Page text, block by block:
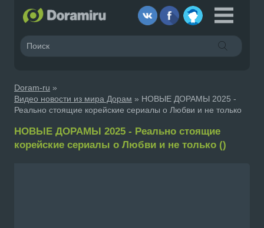
Doram-ru »
Видео новости из мира Дорам » НОВЫЕ ДОРАМЫ 2025 -
Реально стоящие корейские сериалы о Любви и не только
НОВЫЕ ДОРАМЫ 2025 - Реально стоящие
корейские сериалы о Любви и не только ()